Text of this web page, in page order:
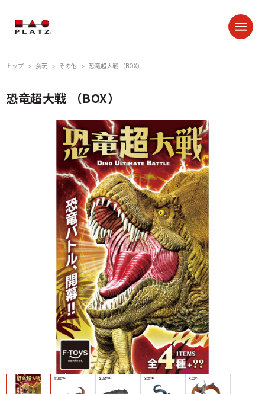
トップ ＞ 食玩 ＞ その他 ＞ 恐竜超大戦 （BOX）
恐竜超大戦 （BOX）